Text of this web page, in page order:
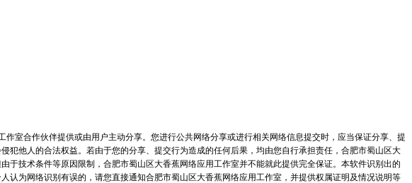
室合作伙伴提供或由用户主动分享。您进行公共网络分享或进行相关网络信息提交时，应当保证分享、提
他人的合法权益。若由于您的分享、提交行为造成的任何后果，均由您自行承担责任，合肥市蜀山区大
技术条件等原因限制，合肥市蜀山区大香蕉网络应用工作室并不能就此提供完全保证。本软件识别出的
为网络识别有误的，请您直接通知合肥市蜀山区大香蕉网络应用工作室，并提供权属证明及情况说明等